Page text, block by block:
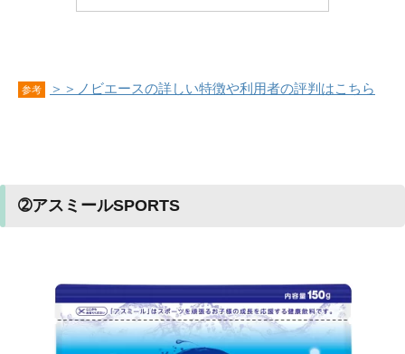
参考 ＞＞ノビエースの詳しい特徴や利用者の評判はこちら
➁アスミールSPORTS